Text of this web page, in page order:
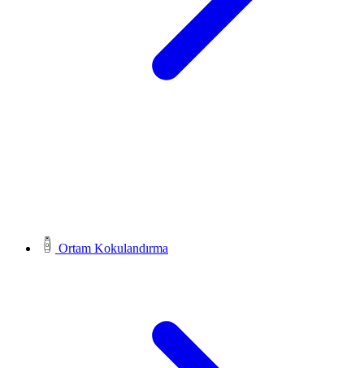
Ortam Kokulandırma